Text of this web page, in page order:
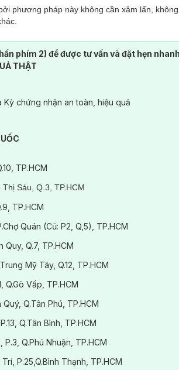
phương pháp này không cần xâm lấn,
với những ai?
xệ mong muốn có gương mặt thon gọn,
quanh miệng, cằm, mũi, má, cổ...
mày, mí mắt, vùng cằm.
có dấu hiệu chảy xệ, lỏng lẻo cũng được
tư vấn miễn phí và đặt hẹn nhanh chóng nhất.
phím 2) để được tư vấn và đặt hẹn
THẬT
chứng nhận an toàn, hiệu quả
TP.HCM
Sáu, Q.3, TP.HCM
TP.HCM
Quán (Cũ: P2, Q,5), TP.HCM
Q.7, TP.HCM
Mỹ Tây, Q.12, TP.HCM
Q.Gò Vấp, TP.HCM
Q.Tân Phú, TP.HCM
Q.Tân Bình, TP.HCM
Q.Phú Nhuận, TP.HCM
Trí, P.25,Q.Bình Thạnh, TP.HCM